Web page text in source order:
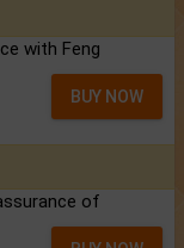
with Feng
BUY NOW
of